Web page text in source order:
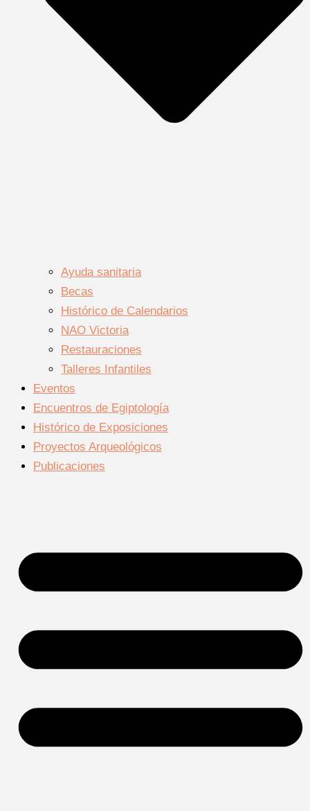
Ayuda sanitaria
Becas
Histórico de Calendarios
NAO Victoria
Restauraciones
Talleres Infantiles
Eventos
Encuentros de Egiptología
Histórico de Exposiciones
Proyectos Arqueológicos
Publicaciones